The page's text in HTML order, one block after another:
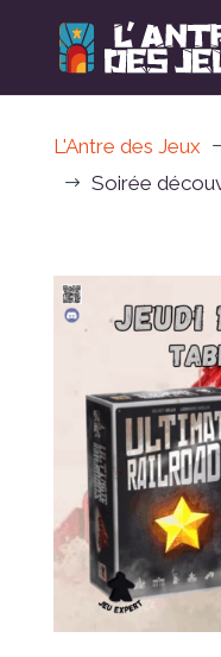
L'Antre des Jeux
$ Soirée